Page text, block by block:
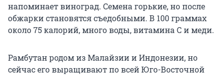
напоминает виноград. Семена горькие, но после
обжарки становятся съедобными. В 100 граммах
около 75 калорий, много воды, витамина C и меди.
Рамбутан родом из Малайзии и Индонезии, но
сейчас его выращивают по всей Юго-Восточной